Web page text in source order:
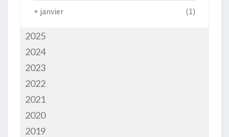
+ janvier (1)
2025
2024
2023
2022
2021
2020
2019